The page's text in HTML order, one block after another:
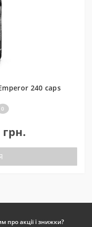
240 caps
0
грн.
про акції і знижки?